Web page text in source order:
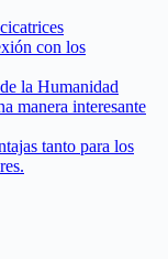
con los
la Humanidad
manera interesante
tanto para los